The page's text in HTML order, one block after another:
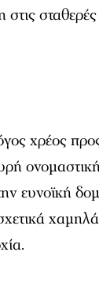
στις
χρέος
ευνοϊκή